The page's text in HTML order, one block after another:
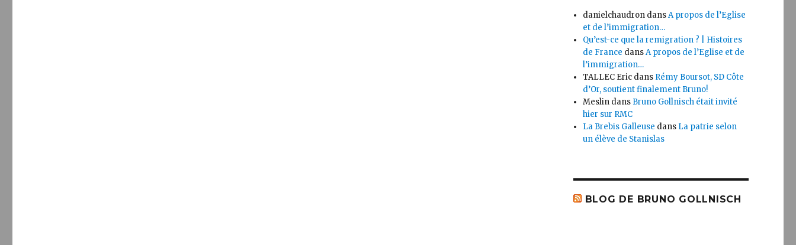
danielchaudron dansA propos de l’Eglise
et de l’immigration…
Qu’est-ce que la remigration ? | Histoires
de France dansA propos de l’Eglise et de
l’immigration…
TALLEC Eric dans Rémy Boursot, SD Côte
d’Or, soutient finalement Bruno!
Meslin dans Bruno Gollnisch était invité
hier sur RMC
La Brebis Galleuse dans La patrie selon
un élève de Stanislas
BLOG DE BRUNO GOLLNISCH